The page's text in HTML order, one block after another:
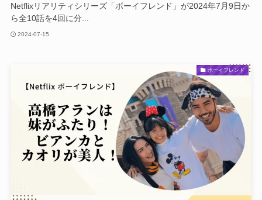
Netflixリアリティシリーズ「ボーイフレンド」が2024年7月9日か
ら全10話を4回に分...
2024-07-15
ボーイフレンド